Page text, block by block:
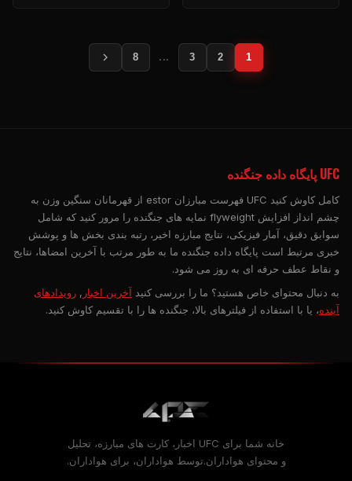
1
2
3
...
8
UFC پایگاه داده جنگنده
کامل کاوش کنید UFC
فهرست مبارزان estor از قهرمانان سنگین وزن به
چشم انداز افزایش flyweight نمایه های جنگنده را مرور کنید که شامل
سوابق دقیق، آمار فیزیکی، نتایج مبارزه اخیر، رتبه بندی بخش ها و پوشش
خبری مرتبط است پایگاه داده جنگنده ما به طور مرتب با آخرین امضاها، نتایج
و نقاط عطف حرفه ای به روز می شود.
به دنبال محتوای خاص هستید؟ ما را بررسی کنید آخرین اخبار , رویدادهای
آینده، یا با استفاده از فیلترهای بالا، جنگنده ها را با تقسیم کاوش کنید.
خانه شما برای UFC اخبار، کارت های مبارزه، تحلیل
و محتوای هواداران.توسط هواداران، برای هواداران.